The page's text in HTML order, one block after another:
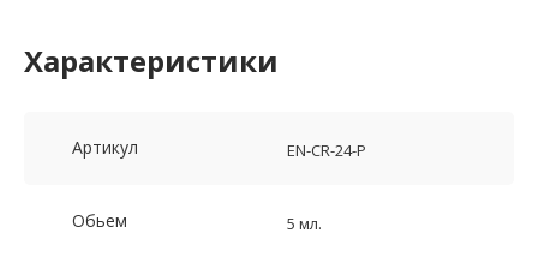
Характеристики
Артикул EN-CR-24-P
Обьем 5 мл.